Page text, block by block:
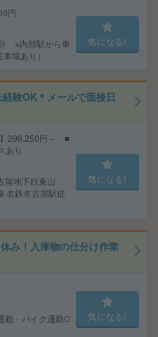
円
※内部駅から車
場あり）
気になる!
経験OK＊メールで面接日
296,250円～ ■
あり
地下鉄東山
名鉄名古屋駅徒
気になる!
み！入庫物の仕分け作業
・バイク通勤O
気になる!